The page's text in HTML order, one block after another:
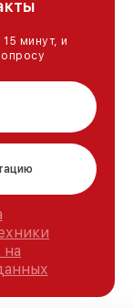
минут, и
на